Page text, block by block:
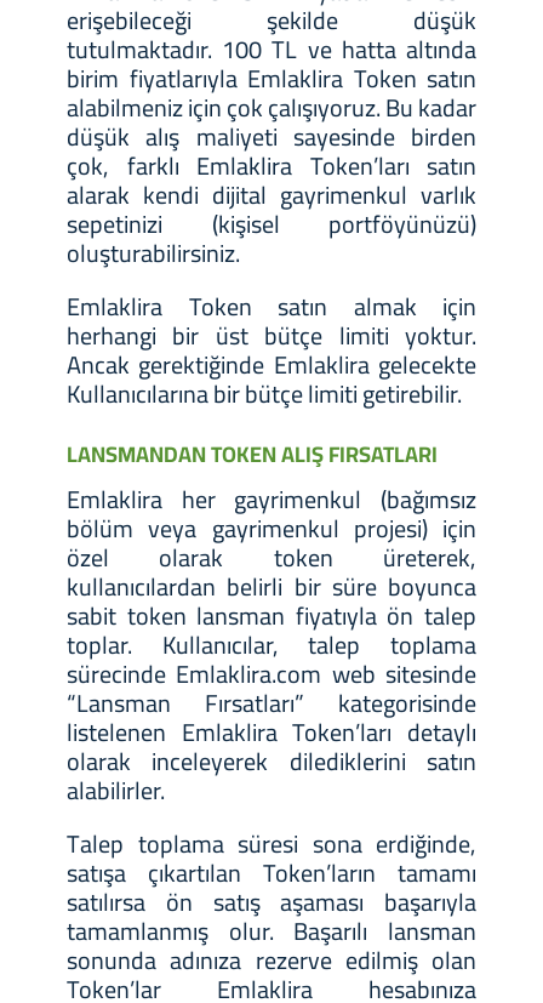
erişebileceği şekilde düşük
tutulmaktadır. 100 TL ve hatta altında
birim fiyatlarıyla Emlaklira Token satın
alabilmeniz için çok çalışıyoruz. Bu kadar
düşük alış maliyeti sayesinde birden
çok, farklı Emlaklira Token’ları satın
alarak kendi dijital gayrimenkul varlık
sepetinizi (kişisel portföyünüzü)
oluşturabilirsiniz.
Emlaklira Token satın almak için
herhangi bir üst bütçe limiti yoktur.
Ancak gerektiğinde Emlaklira gelecekte
Kullanıcılarına bir bütçe limiti getirebilir.
LANSMANDAN TOKEN ALIŞ FIRSATLARI
Emlaklira her gayrimenkul (bağımsız
bölüm veya gayrimenkul projesi) için
özel olarak token üreterek,
kullanıcılardan belirli bir süre boyunca
sabit token lansman fiyatıyla ön talep
toplar. Kullanıcılar, talep toplama
sürecinde Emlaklira.com web sitesinde
“Lansman Fırsatları” kategorisinde
listelenen Emlaklira Token’ları detaylı
olarak inceleyerek dilediklerini satın
alabilirler.
Talep toplama süresi sona erdiğinde,
satışa çıkartılan Token’ların tamamı
satılırsa ön satış aşaması başarıyla
tamamlanmış olur. Başarılı lansman
sonunda adınıza rezerve edilmiş olan
Token’lar Emlaklira hesabınıza